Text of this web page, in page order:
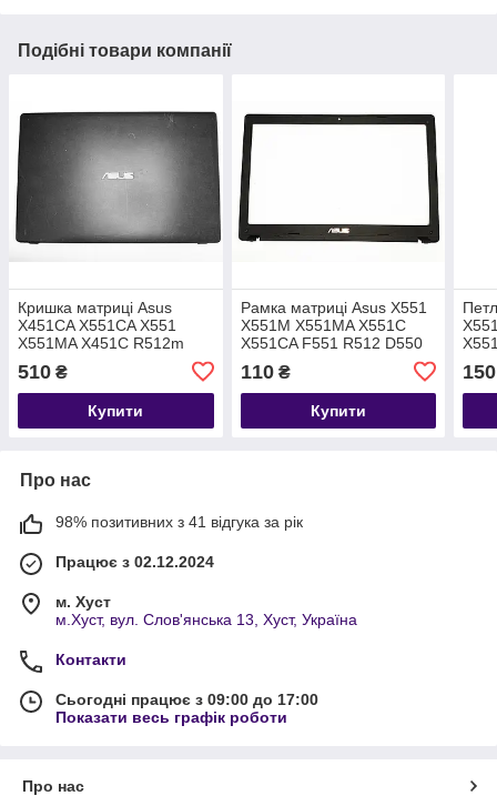
Подібні товари компанії
Кришка матриці Asus
X451CA X551CA X551
X551MA X451C R512m
510 ₴
Купити
Рамка матриці Asus X551
X551M X551MA X551C
X551CA F551 R512 D550
110₴
Купити
150
Про нас
98% позитивних з 41 відгука за рік
Працює з 02.12.2024
м. Хуст
м.Хуст, вул. Слов'янська 13, Хуст, Україна
Контакти
Сьогодні працює з 09:00 до 17:00
Показати весь графік роботи
Про нас